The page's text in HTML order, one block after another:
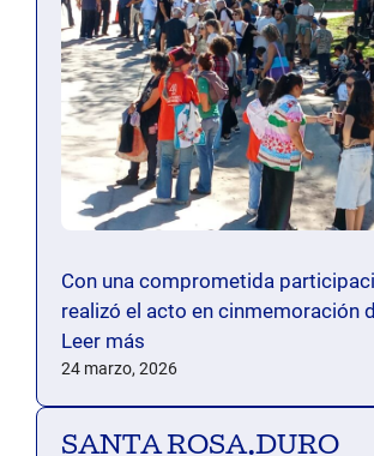
Con una comprometida
realizó el acto en cinmemoración
Leer más
24 marzo, 2026
SANTA ROSA.DURO